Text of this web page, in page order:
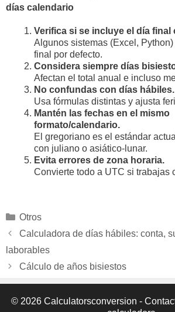
días calendario
Verifica si se incluye el día final
Algunos sistemas (Excel,
final por defecto.
Considera siempre días
Afectan el total anual e incluso
No confundas con días hábiles.
Usa fórmulas distintas y ajusta
Mantén las fechas en el mismo
formato/calendario.
El gregoriano es el estándar
con juliano o asiático-lunar.
Evita errores de zona horaria.
Convierte todo a UTC si trabajas
Categorías
Otros
Calculadora de días hábiles: conta,
laborables
Cálculo de años bisiestos
© 2026 Calculatorsconversion -